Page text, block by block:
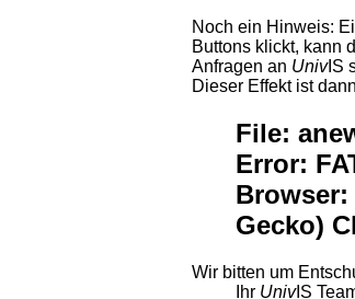
Noch ein Hinweis:
Buttons klickt, kann
Anfragen an UnivIS
Dieser Effekt ist
File:
Error:
Browser:
Gecko)
Wir bitten um
Ihr UnivIS